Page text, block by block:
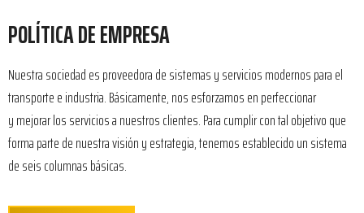
POLÍTICA DE EMPRESA
Nuestra sociedad es proveedora de sistemas y servicios modernos para el
transporte e industria. Básicamente, nos esforzamos en perfeccionar
y mejorar los servicios a nuestros clientes. Para cumplir con tal objetivo que
forma parte de nuestra visión y estrategia, tenemos establecido un sistema
de seis columnas básicas.